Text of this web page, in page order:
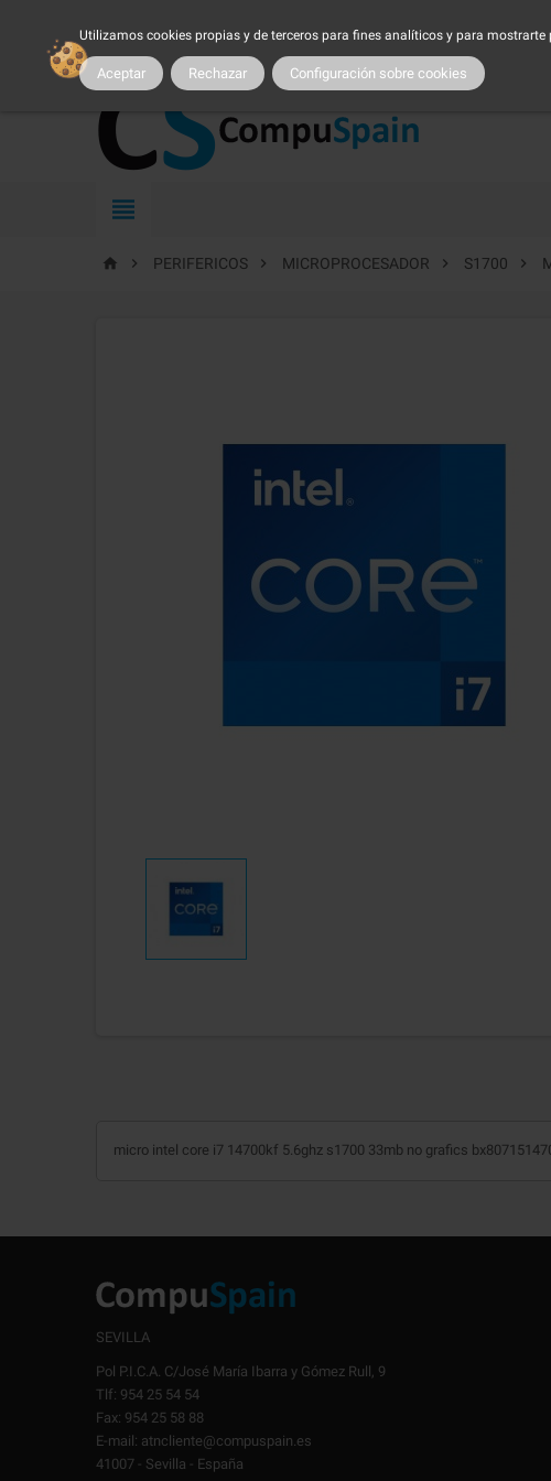
Utilizamos cookies propias y de terceros para fines analíticos y para
Aceptar Rechazar Configuración sobre cookies
MI CUENTA| MARCAS |PROMOCIONES | SER CLIENTE TRABAJA

  PERIFERICOS  MICROPROCESADOR  S1700 
micro intel core i7 14700kf 5.6ghz s1700 33mb no grafics
SEVILLA
Pol P.I.C.A. C/José María Ibarra y Gómez Rull, 9
Tlf: 954 25 54 54
Fax: 954 25 58 88
E-mail: atncliente@compuspain.es
41007 - Sevilla - España